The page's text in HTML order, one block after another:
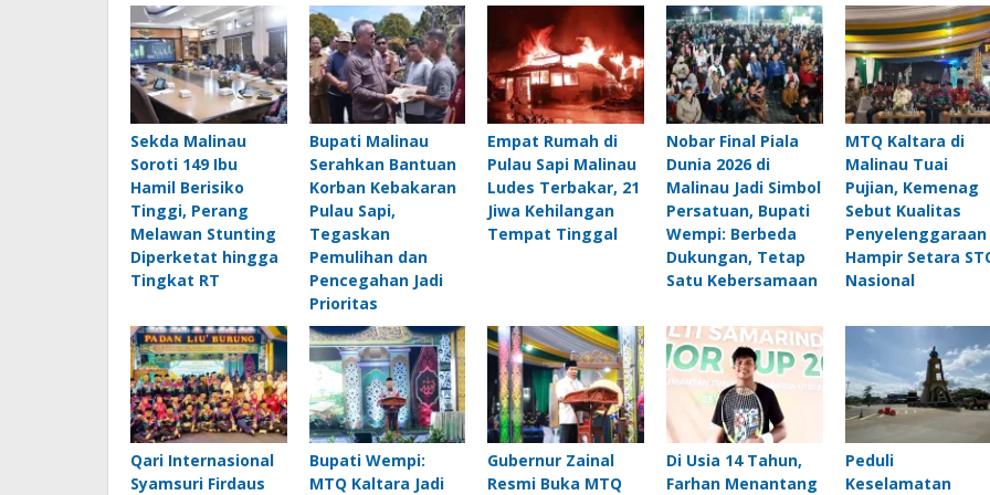
Sekda Malinau
Soroti 149 Ibu
Hamil Berisiko
Tinggi, Perang
Melawan Stunting
Diperketat hingga
Tingkat RT
Bupati Malinau
Serahkan Bantuan
Korban Kebakaran
Pulau Sapi,
Tegaskan
Pemulihan dan
Pencegahan Jadi
Prioritas
Empat Rumah di
Pulau Sapi Malinau
Ludes Terbakar, 21
Jiwa Kehilangan
Tempat Tinggal
Nobar Final Piala
Dunia 2026 di
Malinau Jadi Simbol
Persatuan, Bupati
Wempi: Berbeda
Dukungan, Tetap
Satu Kebersamaan
MTQ Kaltara di
Malinau Tuai
Pujian, Kemenag
Sebut Kualitas
Penyelenggaraan
Hampir Setara
Nasional
Qari Internasional
Syamsuri Firdaus
Bupati Wempi:
MTQ Kaltara Jadi
Gubernur Zainal
Resmi Buka MTQ
Di Usia 14 Tahun,
Farhan Menantang
Peduli
Keselamatan